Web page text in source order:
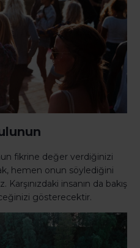
fikrine değer verdiğinizi
hemen onun söylediğini
insanın da bakış
gösterecektir.